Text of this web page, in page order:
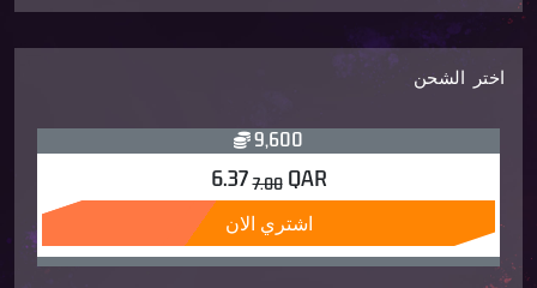
اختر الشحن
9,600
QAR
7.00
6.37
اشتري الان